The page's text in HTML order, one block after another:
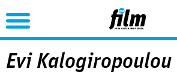
Jump to Navigation
Evi Kalogiropoulou